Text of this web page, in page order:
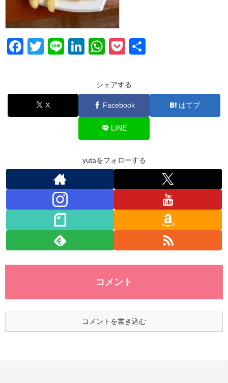
F
e
b
T
er
Li
Li
e
dI
W
at
s
A
p
p
P
ck
et
シェアする
X Facebook はてブ
LINE
yutaをフォローする
コメント
コメントを書き込む